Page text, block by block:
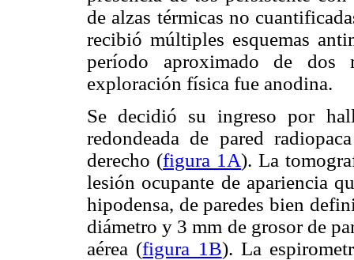
de alzas térmicas no
recibió múltiples esquemas
período aproximado de dos
exploración física fue anodina.
Se decidió su ingreso por
redondeada de pared
derecho (figura 1A). La
lesión ocupante de apariencia
hipodensa, de paredes bien
diámetro y 3 mm de grosor de
aérea (figura 1B). La